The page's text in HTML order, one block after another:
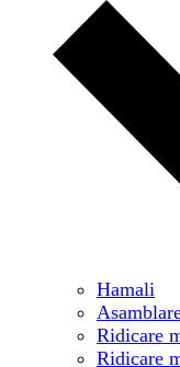
Hamali
Ridicare
Ridicare